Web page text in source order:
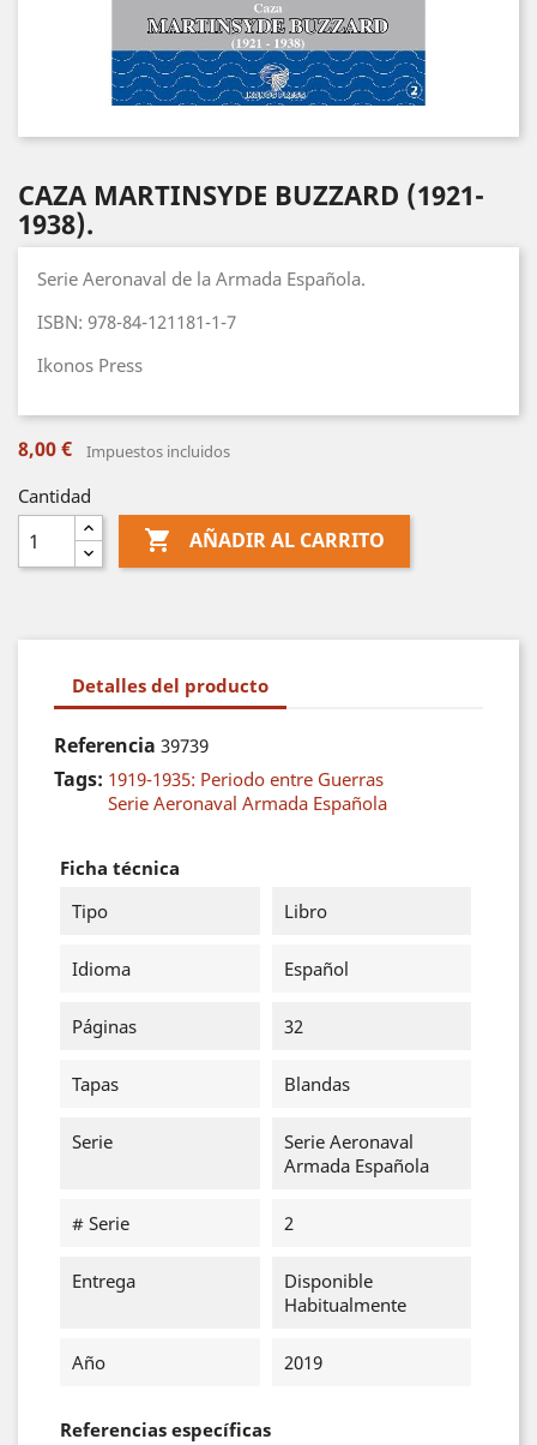
CAZA MARTINSYDE BUZZARD (1921-
1938).
Serie Aeronaval de la Armada Española.
ISBN: 978-84-121181-1-7
Ikonos Press
8,00 € Impuestos incluidos
Cantidad
 AÑADIR AL CARRITO
Detalles del producto
Referencia 39739
Tags: 1919-1935: Periodo entre Guerras
Serie Aeronaval Armada Española
Ficha técnica
Tipo
Libro
Idioma Español
Páginas 32
Tapas Blandas
Serie
Serie Aeronaval
Armada Española
# Serie 2
Entrega
Disponible
Habitualmente
Año 2019
Referencias específicas